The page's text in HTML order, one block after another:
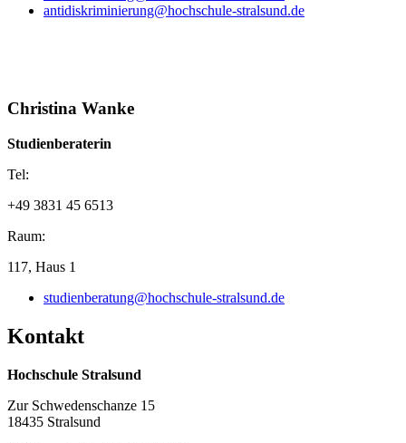
Der Semesterwochenplan für das Wintersemester wird in der Regel
Mitte August und der Semesterwochenplan für das Sommersemester
Sollten Sie Fragen haben, wenden Sie sich gern an die
antidiskriminierung@hochschule-stralsund.de
Christina Wanke
Studienberaterin
Tel:
+49 3831 45 6513
Raum:
117, Haus 1
studienberatung@hochschule-stralsund.de
Kon­takt
Hochschule Stralsund
Zur Schwedenschanze 15
18435 Stralsund